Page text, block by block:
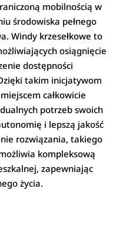
mobilnością w
środowiska pełnego
Windy krzesełkowe to
osiągnięcie
dostępności
takim inicjatywom
całkowicie
potrzeb swoich
i lepszą jakość
rozwiązania, takiego
kompleksową
zapewniając
życia.